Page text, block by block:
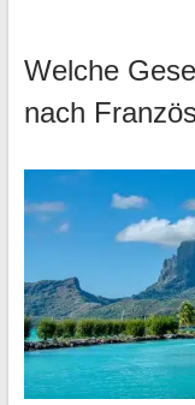
Welche
nach